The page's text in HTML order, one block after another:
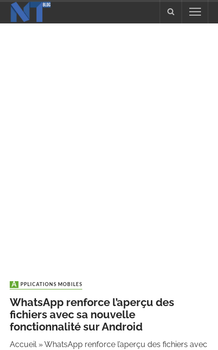
APPLICATIONS MOBILES
WhatsApp renforce l’aperçu des
fichiers avec sa nouvelle
fonctionnalité sur Android
Accueil»WhatsApp renforce l’aperçu des fichiers avec